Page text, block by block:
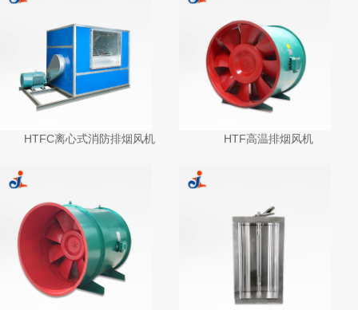
HTFC离心式消防排烟风机 HTF高温排烟风机